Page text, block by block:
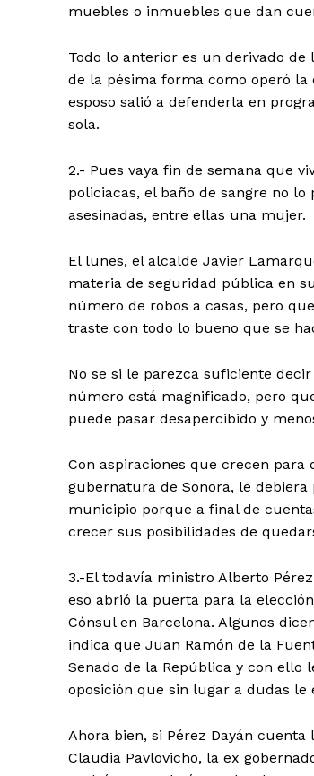
muebles o inmuebles que dan
Todo lo anterior es un derivado
de la pésima forma como operó
esposo salió a defenderla en
sola.
2.- Pues vaya fin de semana que
policiacas, el baño de sangre no
asesinadas, entre ellas una mujer.
El lunes, el alcalde Javier
materia de seguridad pública en
número de robos a casas, pero
traste con todo lo bueno que se
No se si le parezca suficiente
número está magnificado, pero
puede pasar desapercibido y
Con aspiraciones que crecen para
gubernatura de Sonora, le
municipio porque a final de
crecer sus posibilidades de
3.-El todavía ministro Alberto
eso abrió la puerta para la
Cónsul en Barcelona. Algunos
indica que Juan Ramón de la
Senado de la República y con ello
oposición que sin lugar a dudas
Ahora bien, si Pérez Dayán
Claudia Pavlovicho, la ex